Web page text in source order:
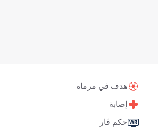
هدف في مرماه
إصابة
حكم ڤار